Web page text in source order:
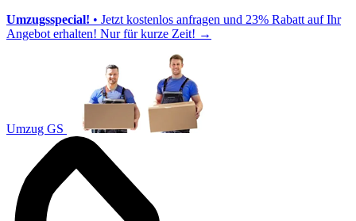
Umzugsspecial! • Jetzt kostenlos anfragen und 23% Rabatt auf Ihr
Angebot erhalten! Nur für kurze Zeit! →
Umzug GS